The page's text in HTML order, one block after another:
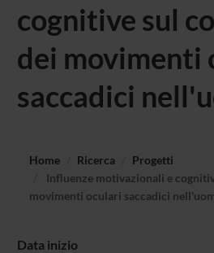
cognitive sul
dei movimenti
saccadici
Home Ricerca
Progetti
Influenze motivazionali e
movimenti oculari saccadici
Data inizio